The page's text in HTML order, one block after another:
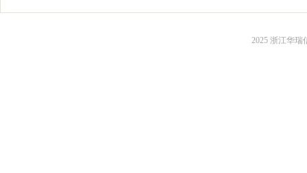
2025 浙江华瑞